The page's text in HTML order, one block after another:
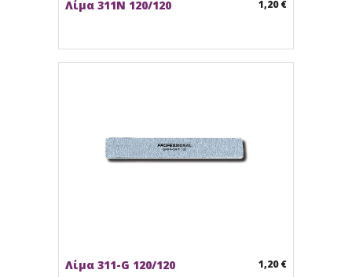
Λίμα 311N 120/120 1,20 €
Λίμα 311-G 120/120 1,20 €